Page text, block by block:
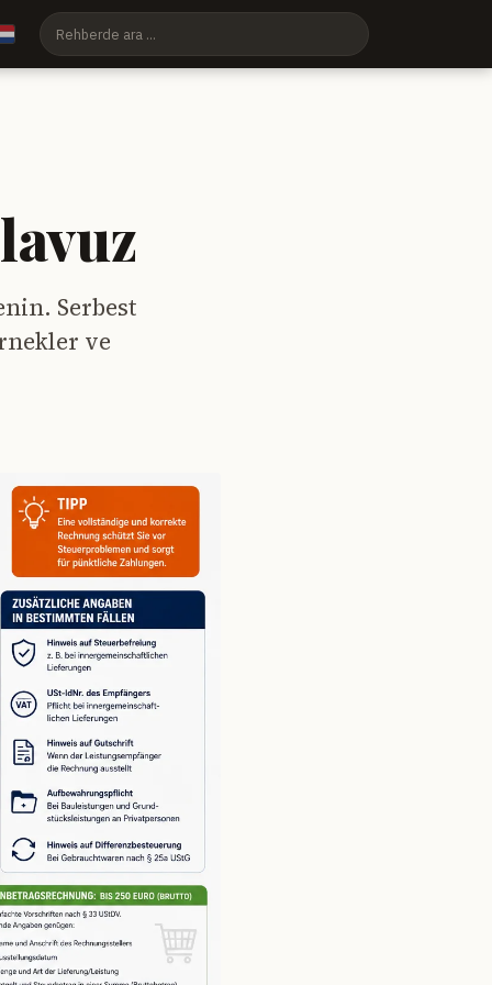
Serbest
ve